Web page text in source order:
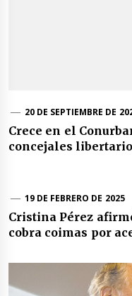
20 DE SEPTIEMBRE DE
Crece en el
concejales
19 DE FEBRERO DE 2025
Cristina Pérez
cobra coimas por